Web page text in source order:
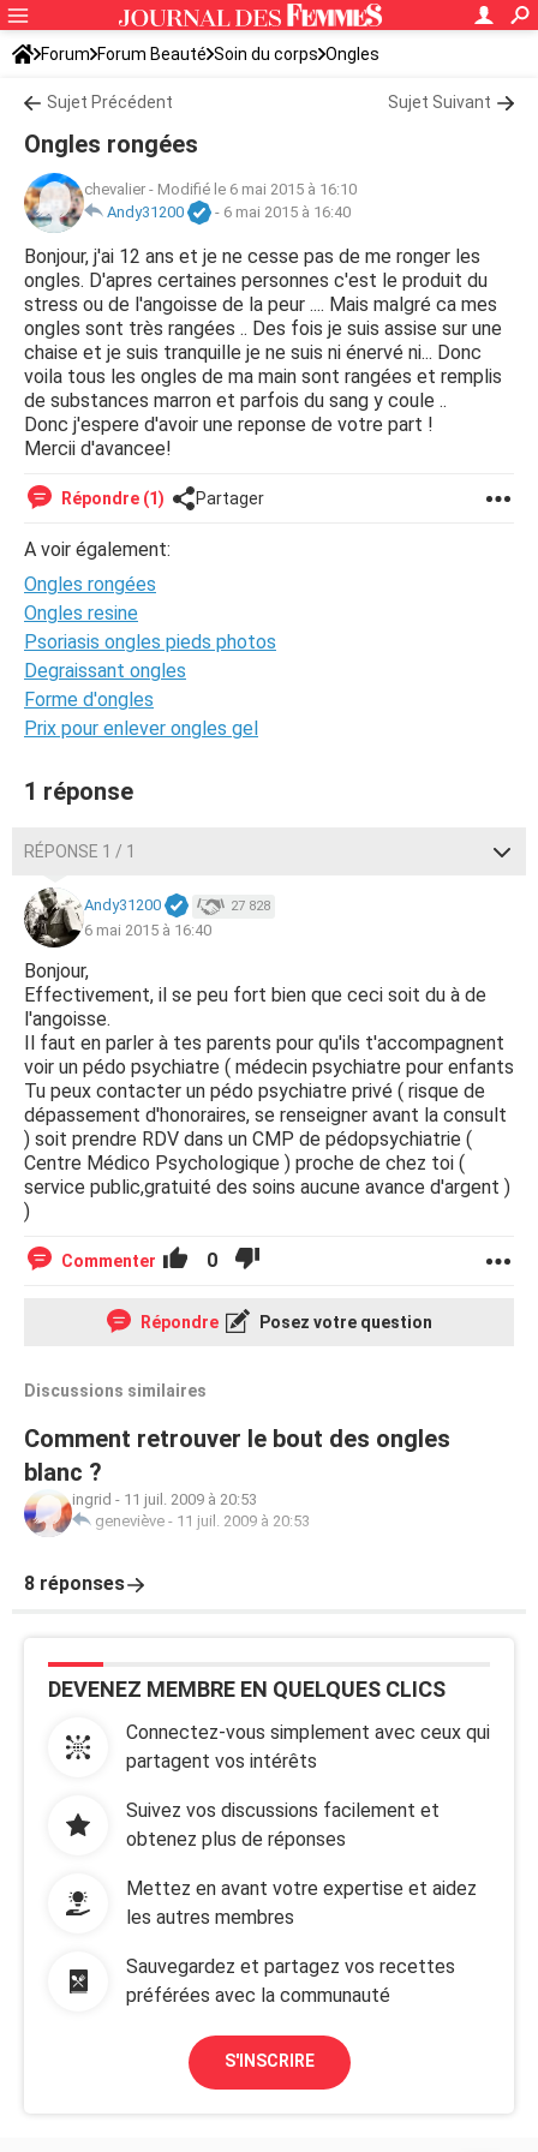
Forum Forum Beauté Soin du corps Ongles
Sujet Précédent Sujet Suivant
Ongles rongées
chevalier - Modifié le 6 mai 2015 à 16:10
Andy31200
- 6 mai 2015 à 16:40
Bonjour, j'ai 12 ans et je ne cesse pas de me ronger les
ongles. D'apres certaines personnes c'est le produit du
stress ou de l'angoisse de la peur .... Mais malgré ca mes
ongles sont très rangées .. Des fois je suis assise sur une
chaise et je suis tranquille je ne suis ni énervé ni... Donc
voila tous les ongles de ma main sont rangées et remplis
de substances marron et parfois du sang y coule ..
Donc j'espere d'avoir une reponse de votre part !
Mercii d'avancee!
Répondre (1) Partager
A voir également:
Ongles rongées
Ongles resine
Psoriasis ongles pieds photos
Degraissant ongles
Forme d'ongles
Prix pour enlever ongles gel
1 réponse
RÉPONSE 1 / 1
Andy31200 27 828
6 mai 2015 à 16:40
Bonjour,
Effectivement, il se peu fort bien que ceci soit du à de
l'angoisse.
Il faut en parler à tes parents pour qu'ils t'accompagnent
voir un pédo psychiatre ( médecin psychiatre pour enfants
Tu peux contacter un pédo psychiatre privé ( risque de
dépassement d'honoraires, se renseigner avant la consult
) soit prendre RDV dans un CMP de pédopsychiatrie (
Centre Médico Psychologique ) proche de chez toi (
service public,gratuité des soins aucune avance d'argent )
)
Commenter 0
Répondre Posez votre question
Discussions similaires
Comment retrouver le bout des ongles
blanc ?
ingrid - 11 juil. 2009 à 20:53
geneviève - 11 juil. 2009 à 20:53
8 réponses
DEVENEZ MEMBRE EN QUELQUES CLICS
Connectez-vous simplement avec ceux qui
partagent vos intérêts
Suivez vos discussions facilement et
obtenez plus de réponses
Mettez en avant votre expertise et aidez
les autres membres
Sauvegardez et partagez vos recettes
préférées avec la communauté
S'INSCRIRE